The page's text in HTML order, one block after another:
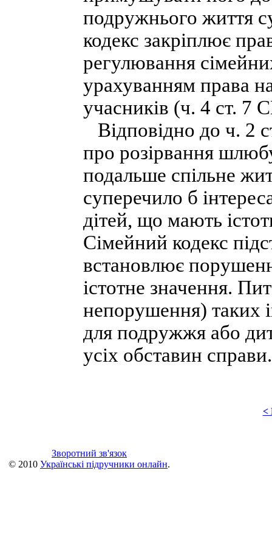
подружнього життя
кодекс закріплює
регулювання
урахуванням права
учасників (ч. 4 ст. 7
Відповідно до ч. 2
про розірвання
подальше спільне
суперечило б
дітей, що мають
Сімейний кодекс
встановлює
істотне значення.
непорушення) таких
для подружжя або
усіх обставин справи.
<
Зворотний зв'язок
© 2010 Українські підручники онлайн.